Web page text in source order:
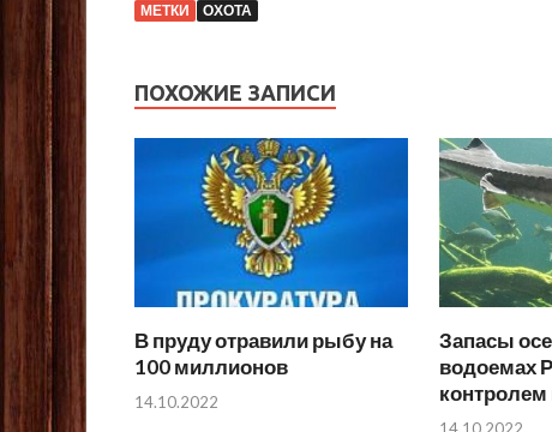
МЕТКИ ОХОТА
ПОХОЖИЕ ЗАПИСИ
В пруду отравили рыбу на
100 миллионов
14.10.2022
Запасы
водоемах
контролем
14.10.2022